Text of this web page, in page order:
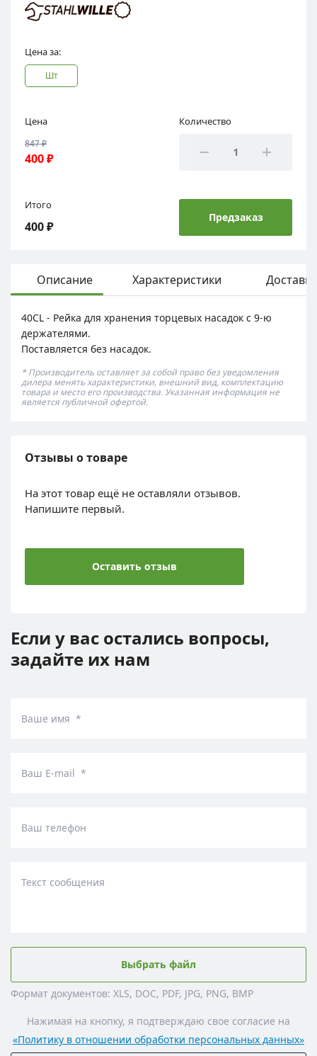
Цена за:
шт
Цена
847 ₽
400 ₽
Количество
Итого
400 ₽
Предзаказ
Описание Характеристики Доставка
40CL - Рейка для хранения торцевых насадок с 9-ю
держателями.
Поставляется без насадок.
* Производитель оставляет за собой право без уведомления
дилера менять характеристики, внешний вид, комплектацию
товара и место его производства. Указанная информация не
является публичной офертой.
Отзывы о товаре
На этот товар ещё не оставляли отзывов.
Напишите первый.
Оставить отзыв
Если у вас остались вопросы,
задайте их нам
Ваше имя *
Ваш E-mail *
Ваш телефон
Текст сообщения
Выбрать файл
Формат документов: XLS, DOC, PDF, JPG, PNG, BMP
Нажимая на кнопку, я подтверждаю свое согласие на
«Политику в отношении обработки персональных данных»